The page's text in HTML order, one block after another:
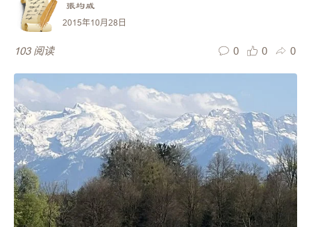
張均威
2015年10月28日
103 阅读 0 0 0